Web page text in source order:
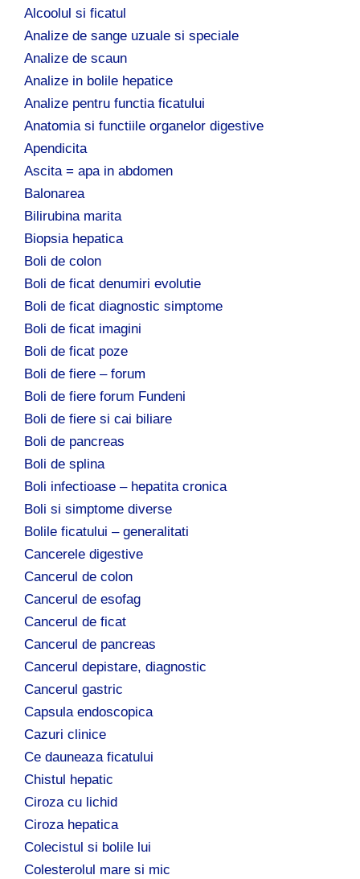
Alcoolul si ficatul
Analize de sange uzuale si speciale
Analize de scaun
Analize in bolile hepatice
Analize pentru functia ficatului
Anatomia si functiile organelor digestive
Apendicita
Ascita = apa in abdomen
Balonarea
Bilirubina marita
Biopsia hepatica
Boli de colon
Boli de ficat denumiri evolutie
Boli de ficat diagnostic simptome
Boli de ficat imagini
Boli de ficat poze
Boli de fiere – forum
Boli de fiere forum Fundeni
Boli de fiere si cai biliare
Boli de pancreas
Boli de splina
Boli infectioase – hepatita cronica
Boli si simptome diverse
Bolile ficatului – generalitati
Cancerele digestive
Cancerul de colon
Cancerul de esofag
Cancerul de ficat
Cancerul de pancreas
Cancerul depistare, diagnostic
Cancerul gastric
Capsula endoscopica
Cazuri clinice
Ce dauneaza ficatului
Chistul hepatic
Ciroza cu lichid
Ciroza hepatica
Colecistul si bolile lui
Colesterolul mare si mic